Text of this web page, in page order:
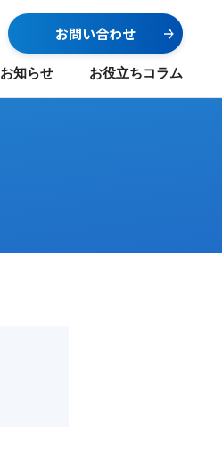
お問い合わせ
お知らせ お役立ちコラム